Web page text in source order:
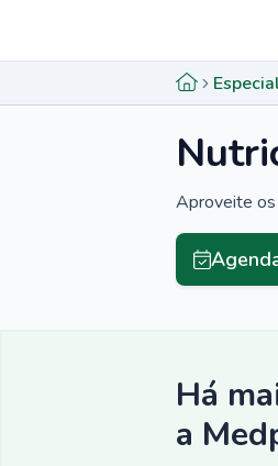
Aproveite os
Há
a